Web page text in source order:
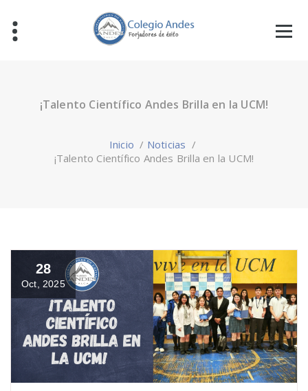
¡Talento Científico Andes Brilla en la UCM!
Inicio / Noticias /
¡Talento Científico Andes Brilla en la UCM!
28
Oct, 2025